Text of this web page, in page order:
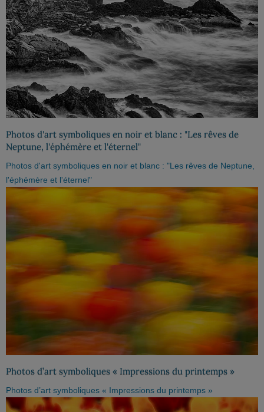
Photos d'art symboliques en noir et blanc : "Les rêves de
Neptune, l'éphémère et l'éternel"
Photos d'art symboliques en noir et blanc : "Les rêves de Neptune,
l'éphémère et l'éternel"
Photos d’art symboliques « Impressions du printemps »
Photos d’art symboliques « Impressions du printemps »